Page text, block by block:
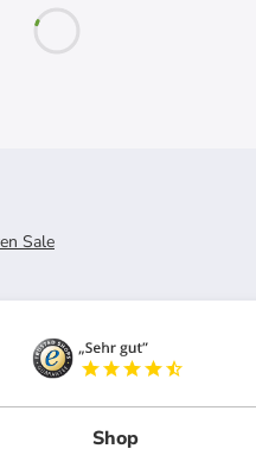
Sale
Shop